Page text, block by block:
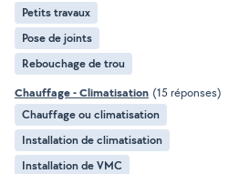
Petits travaux
Pose de joints
Rebouchage de trou
Chauffage - Climatisation (15 réponses)
Chauffage ou climatisation
Installation de climatisation
Installation de VMC